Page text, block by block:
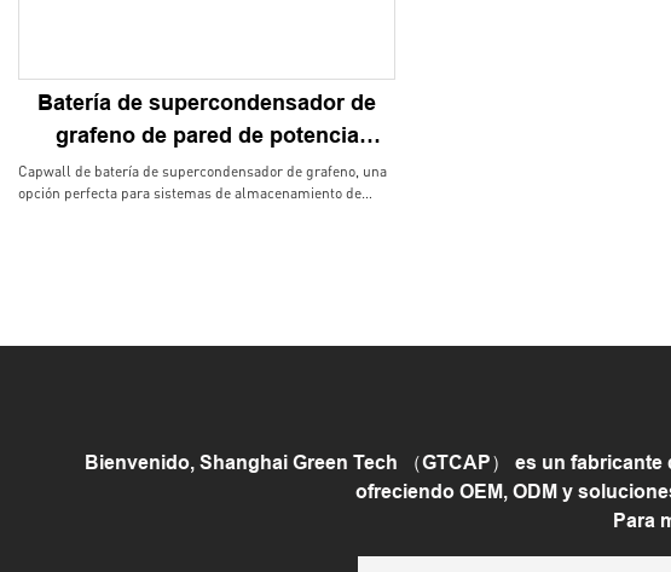
Batería de supercondensador de
grafeno de pared de potencia
GTEM-48V15kWh-W
Capwall de batería de supercondensador de grafeno, una
opción perfecta para sistemas de almacenamiento de
Bienvenido, Shanghai Green Tech （GTCAP） es un
ofreciendo OEM, ODM y
Para